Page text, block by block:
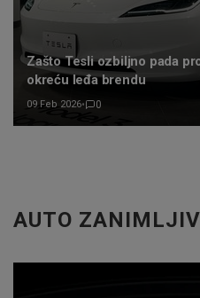
Zašto Tesli ozbiljno pada
okreću leđa brendu
09 Feb 2026• 0
AUTO